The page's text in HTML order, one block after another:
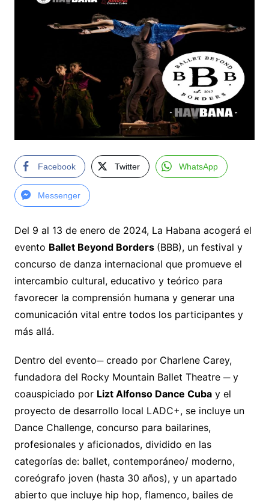
Facebook Twitter WhatsApp
Messenger
Del 9 al 13 de enero de 2024, La Habana acogerá el
evento Ballet Beyond Borders (BBB), un festival y
concurso de danza internacional que promueve el
intercambio cultural, educativo y teórico para
favorecer la comprensión humana y generar una
comunicación vital entre todos los participantes y
más allá.
Dentro del evento─ creado por Charlene Carey,
fundadora del Rocky Mountain Ballet Theatre ─ y
coauspiciado por Lizt Alfonso Dance Cubay el
proyecto de desarrollo local LADC+, se incluye un
Dance Challenge, concurso para bailarines,
profesionales y aficionados, dividido en las
categorías de: ballet, contemporáneo/ moderno,
coreógrafo joven (hasta 30 años), y un apartado
abierto que incluye hip hop, flamenco, bailes de